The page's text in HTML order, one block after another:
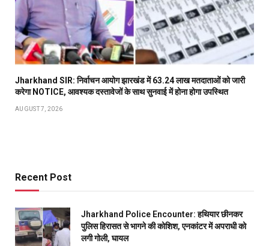
Jharkhand SIR: निर्वाचन आयोग झारखंड में 63.24 लाख मतदाताओं को जारी
करेगा NOTICE, आवश्यक दस्तावेजों के साथ सुनवाई में होना होगा उपस्थित
AUGUST 7, 2026
Recent Post
Jharkhand Police Encounter: हथियार छीनकर
पुलिस हिरासत से भागने की कोशिश, एनकांटर में अपराधी को
लगी गोली, घायल